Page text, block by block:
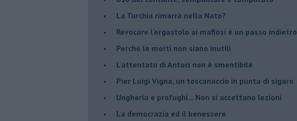
La Turchia rimarrà nella Nato?
Revocare l'ergastolo ai mafiosi è un passo indietro
Perchè le morti non siano inutili
L'attentato di Antoci non è smentibile
Pier Luigi Vigna, un toscanaccio in punta di sigaro
Ungheria e profughi... Non si accettano lezioni
La democrazia ed il benessere